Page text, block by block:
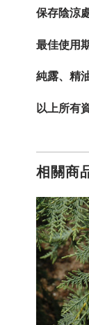
保存陰涼
最佳使用
純露、精
以上所有
相關商